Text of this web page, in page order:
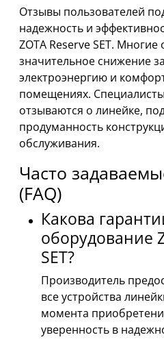
Отзывы пользователей
надежность и
ZOTA Reserve SET.
значительное снижение
электроэнергию и
помещениях.
отзываются о линейке,
продуманность
обслуживания.
Часто
(FAQ)
Какова
оборудование
SET?
Производитель
все устройства
момента
уверенность в